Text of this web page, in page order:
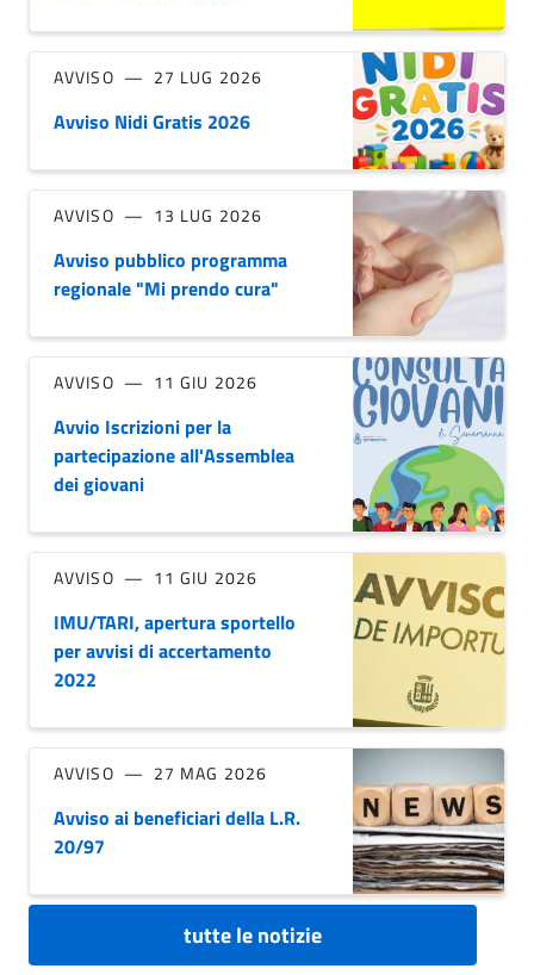
AVVISO 27 LUG 2026
Avviso Nidi Gratis 2026
AVVISO 13 LUG 2026
Avviso pubblico programma
regionale "Mi prendo cura"
AVVISO 11 GIU 2026
Avvio Iscrizioni per la
partecipazione all'Assemblea
dei giovani
AVVISO 11 GIU 2026
IMU/TARI, apertura sportello
per avvisi di accertamento
2022
AVVISO 27 MAG 2026
Avviso ai beneficiari della L.R.
20/97
tutte le notizie